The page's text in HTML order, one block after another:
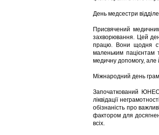
День медсестри
Присвячений
захворювання. Цей
працю. Вони щодня
маленьким пацієнтам
медичну допомогу, але
Міжнародний день
Започаткований
ліквідації
обізнаність про
фактором для
всіх.